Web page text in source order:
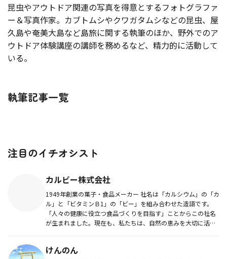
昆虫やアウトドア関連の写真を得意とするフォトグラファ
ー＆写真作家。カブトムシやクワガタムシなどの昆虫、屋
久島や奄美大島など島旅に関する執筆のほか、野外でのア
ウトドア体験講座の講師を務めるなど、精力的に活動して
いる。
執筆記事一覧
注目のイチオシスト
カルビー株式会社
1949年創業の菓子・食品メーカー 社名は「カルシウム」の「カ
ル」と「ビタミンＢ1」の「ビー」を組み合わせた造語です。
「人々の健康に役立つ食品づくりを目指す」ことからこの社名
が生まれました。現在も、私たちは、自然の恵みを大切に活か
けんのん